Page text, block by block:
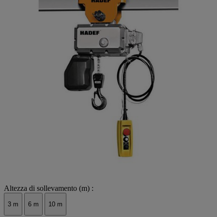
Altezza di sollevamento (m) :
3 m 6 m 10 m